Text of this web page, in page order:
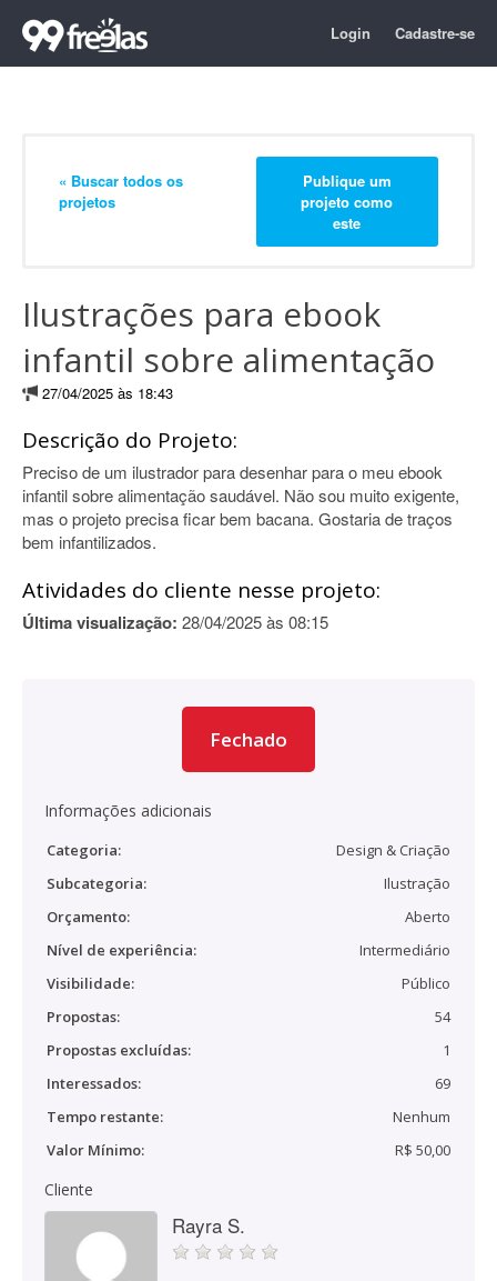
Login Cadastre-se
« Buscar todos os
projetos
Publique um
projeto como
este
Ilustrações para ebook
infantil sobre alimentação
27/04/2025 às 18:43
Descrição do Projeto:
Preciso de um ilustrador para desenhar para o meu ebook
infantil sobre alimentação saudável. Não sou muito exigente,
mas o projeto precisa ficar bem bacana. Gostaria de traços
bem infantilizados.
Atividades do cliente nesse projeto:
Última visualização: 28/04/2025 às 08:15
Fechado
Informações adicionais
Categoria:
Design & Criação
Subcategoria:
Ilustração
Orçamento:
Aberto
Nível de experiência:
Intermediário
Visibilidade:
Público
Propostas:
54
Propostas excluídas:
1
Interessados:
69
Tempo restante:
Nenhum
Valor Mínimo:
R$ 50,00
Cliente
Rayra S.